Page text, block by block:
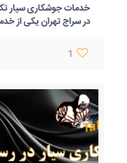
خدمات جوشکاری سیار
در سراج تهران یکی
1